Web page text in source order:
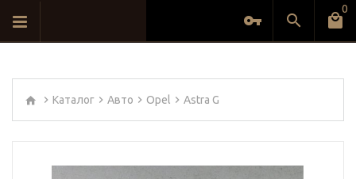
0
Каталог Авто Opel Astra G